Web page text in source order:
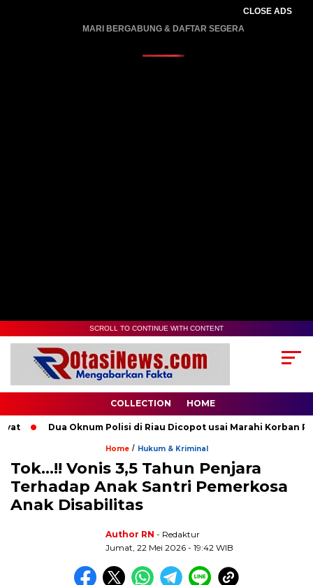
CLOSE ADS
MARI BERGABUNG & DAFTAR SEGERA
SCROLL TO CONTINUE WITH CONTENT
COLLECTION HOME
Dua Oknum Polisi di Riau Dicopot usai Marahi Korban
Home/ Hukum & Kriminal
Tok…!! Vonis 3,5 Tahun Penjara
Terhadap Anak Santri Pemerkosa
Anak Disabilitas
Author RN - Redaktur
Jumat, 22 Mei 2026 - 19:42 WIB